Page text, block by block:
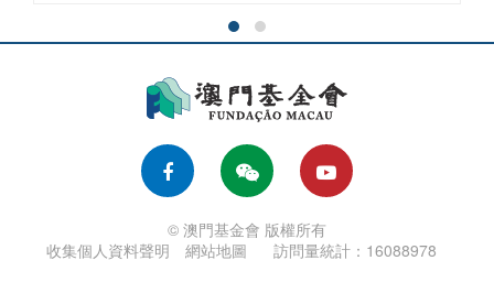
© 澳門基金會 版權所有
收集個人資料聲明
網站地圖 訪問量統計：16088978